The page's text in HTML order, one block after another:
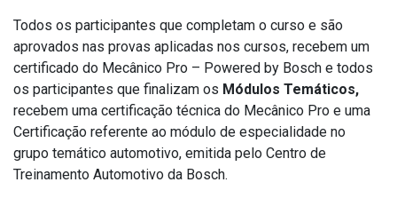
Todos os participantes que completam o curso e são
aprovados nas provas aplicadas nos cursos, recebem um
certificado do Mecânico Pro – Powered by Bosch e todos
os participantes que finalizam os Módulos Temáticos,
recebem uma certificação técnica do Mecânico Pro e uma
Certificação referente ao módulo de especialidade no
grupo temático automotivo, emitida pelo Centro de
Treinamento Automotivo da Bosch.